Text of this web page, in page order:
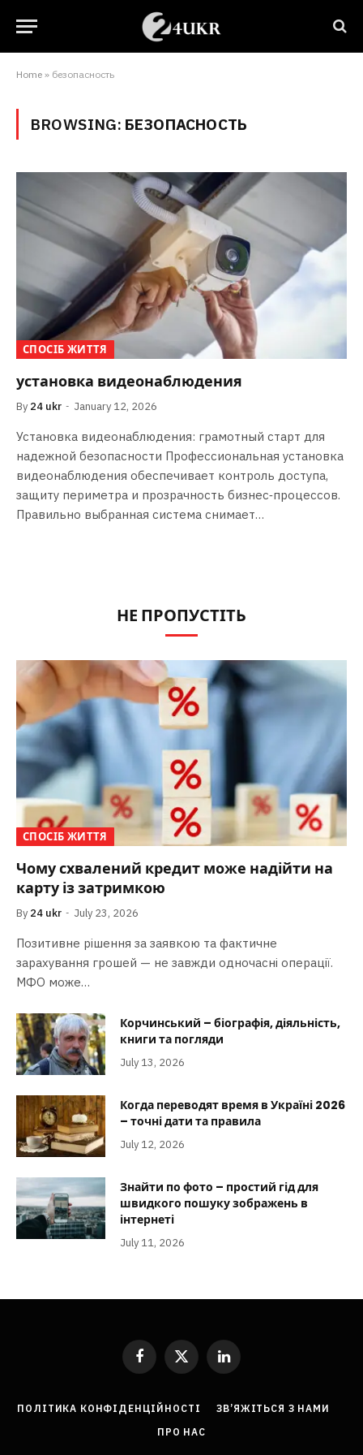
Home » безопасность
BROWSING: БЕЗОПАСНОСТЬ
СПОСІБ ЖИТТЯ
установка видеонаблюдения
By 24 ukr January 12, 2026
Установка видеонаблюдения: грамотный старт для
надежной безопасности Профессиональная установка
видеонаблюдения обеспечивает контроль доступа,
защиту периметра и прозрачность бизнес‑процессов.
Правильно выбранная система снимает…
НЕ ПРОПУСТІТЬ
СПОСІБ ЖИТТЯ
Чому схвалений кредит може надійти на
карту із затримкою
By 24 ukr July 23, 2026
Позитивне рішення за заявкою та фактичне
зарахування грошей — не завжди одночасні операції.
МФО може…
Корчинський – біографія, діяльність,
книги та погляди
July 13, 2026
Когда переводят время в Україні 2026
– точні дати та правила
July 12, 2026
Знайти по фото – простий гід для
швидкого пошуку зображень в
інтернеті
July 11, 2026
Facebook
X
LinkedIn
ПОЛІТИКА КОНФІДЕНЦІЙНОСТІ
ЗВ’ЯЖІТЬСЯ З НАМИ
ПРО НАС